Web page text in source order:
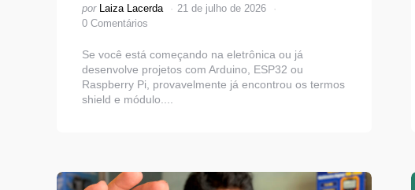
Postado
por
por Laiza Lacerda
21 de julho de 2026
0 Comentários
Se você está começando na eletrônica ou já
desenvolve projetos com Arduino, ESP32 ou
Raspberry Pi, provavelmente já encontrou os termos
shield e módulo....